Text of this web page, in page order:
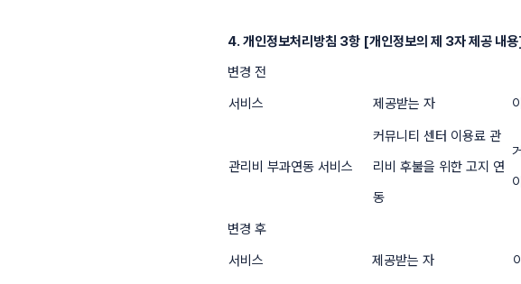
4. 개인정보처리방침 3항 [개인정보의 제 3자 제공 내
변경 전
서비스
제공받는 자
관리비 부과연동 서비스
커뮤니티 센터 이용료 관
리비 후불을 위한 고지 연
동
변경 후
서비스
제공받는 자